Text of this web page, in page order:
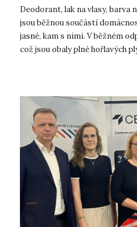
kovy
Deodorant, lak na vlasy, barva
jsou běžnou součástí
jasné, kam s nimi. V běžném
což jsou obaly plné hořlavých